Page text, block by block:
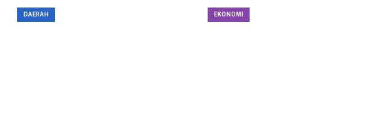
DAERAH EKONOMI